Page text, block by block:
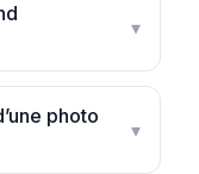
▾
photo
▾